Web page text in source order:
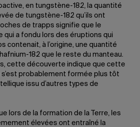
en tungstène-182, la quantité
de tungstène-182 qu’ils ont
de trapps signifie que le
qui a fondu lors des éruptions qui
contenait, à l’origine, une quantité
182 que le reste du manteau.
cette découverte indique que cette
probablement formée plus tôt
issu d’autres types de
lors de la formation de la Terre, les
élevées ont entraîné la